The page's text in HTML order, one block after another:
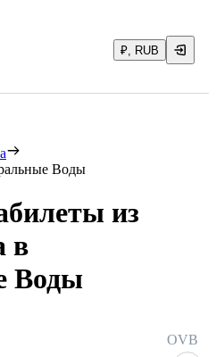
₽, RUB
Воды
из
в
Воды
OVB